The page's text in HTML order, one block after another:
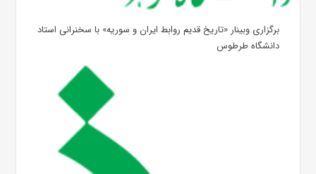
برگزاری وبینار «تاریخ قدیم روابط ایران و سوریه» با سخنرانی استاد
دانشگاه طرطوس